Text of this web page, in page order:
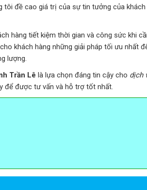
tôi đề cao giá trị của sự tin tưởng của khách
hàng tiết kiệm thời gian và công sức khi
khách hàng những giải pháp tối ưu nhất
lượng.
Trần Lê là lựa chọn đáng tin cậy cho dịch
để được tư vấn và hỗ trợ tốt nhất.